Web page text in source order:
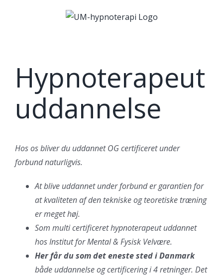
Hypnoterapeut
uddannelse
Hos os bliver du uddannet OG certificeret under
forbund naturligvis.
At blive uddannet under forbund er garantien for
at kvaliteten af den tekniske og teoretiske træning
er meget høj.
Som multi certificeret hypnoterapeut uddannet
hos Institut for Mental & Fysisk Velvære.
Her får du som det eneste sted i Danmark
både uddannelse og certificering i 4 retninger. Det